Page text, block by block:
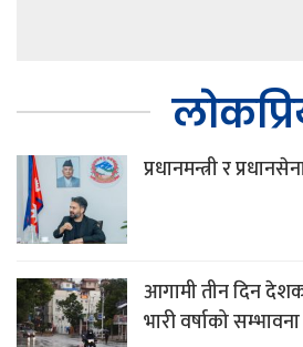
प्रधानमन्त्री र
आगामी तीन दिन
भारी वर्षाको सम्भावना